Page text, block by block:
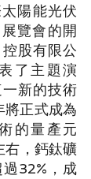
陽能光伏
覽會的開
股有限公
了主題演
新的技術
正式成為
的量產元
，鈣鈦礦
32%，成